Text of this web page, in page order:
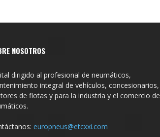
NOSOTROS
dirigido al profesional de neumáticos,
integral de vehículos, concesionarios,
de flotas y para la industria y el comercio de
europneus@etcxxi.com